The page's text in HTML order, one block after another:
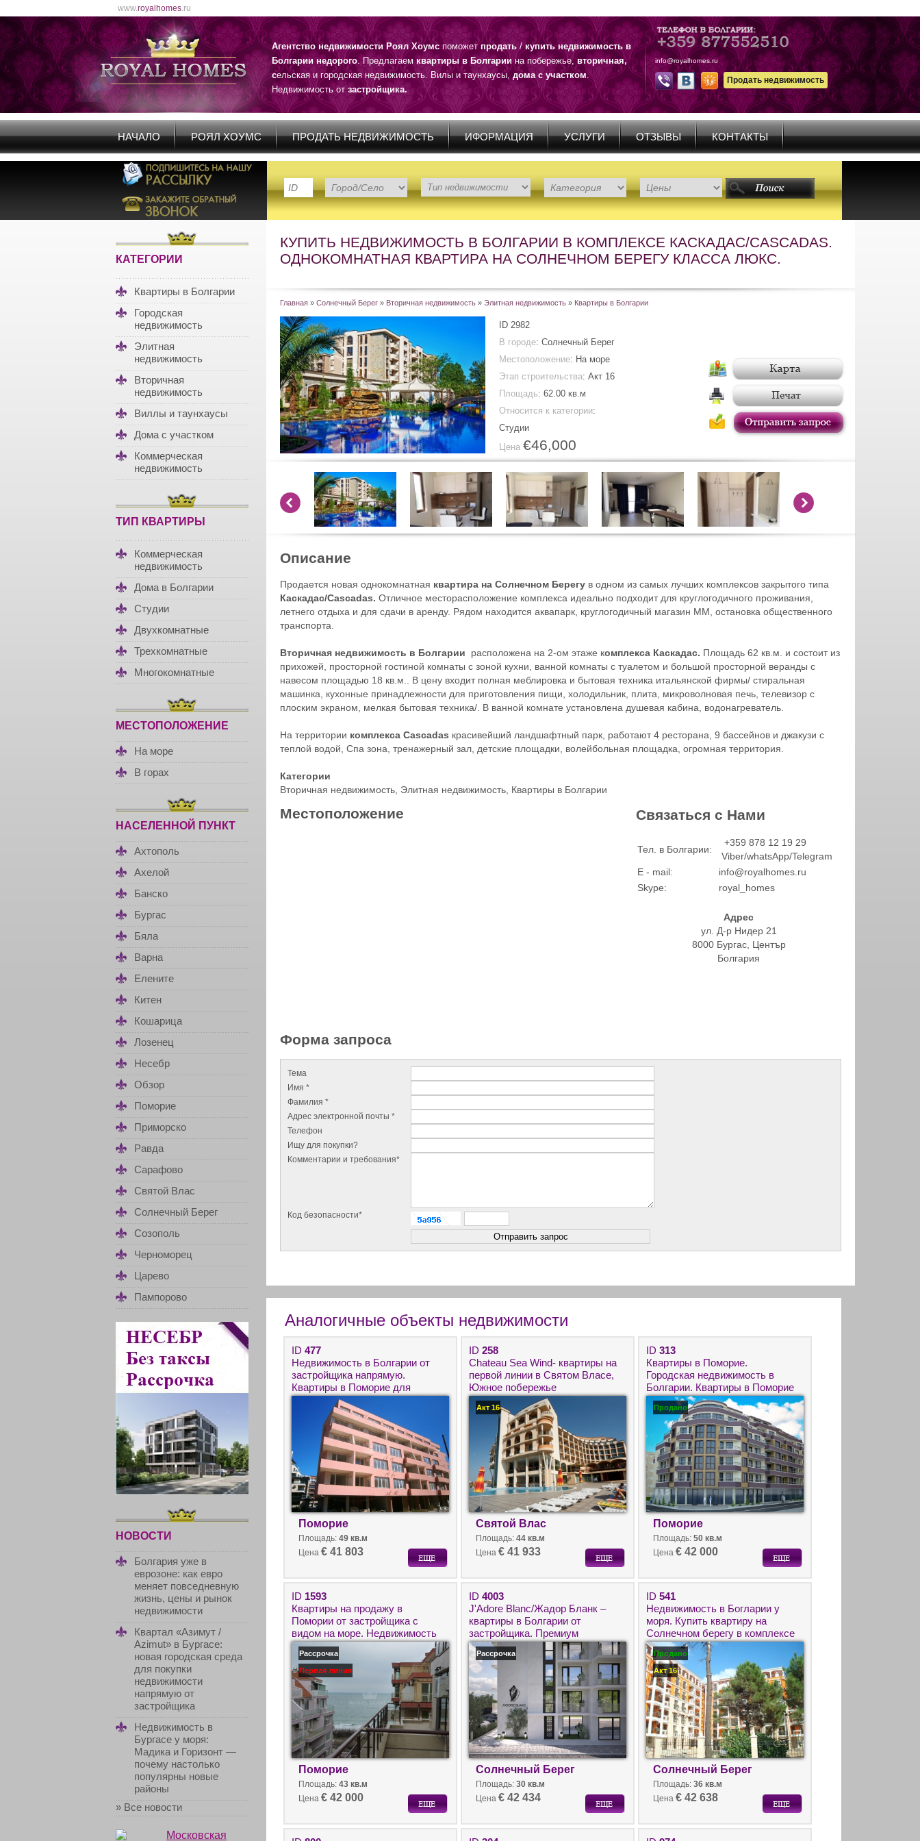
www.royalhomes.ru
Агентство недвижимости Роял Хоумспоможетпродать/купить недвижимость в
Болгарии недорого. Предлагаемквартиры в Болгариина побережье,вторичная,
сельская и городская недвижимость. Вилы и таунхаусы, дома с участком.
Недвижимость отзастройщика.
info@royalhomes.ru
Продать недвижимость
НАЧАЛО РОЯЛ ХОУМС ПРОДАТЬ НЕДВИЖИМОСТЬ ИФОРМАЦИЯ УСЛУГИ ОТЗЫВЫ КОНТАКТЫ
КАТЕГОРИИ
Квартиры в Болгарии
Городская
недвижимость
Элитная
недвижимость
Вторичная
недвижимость
Виллы и таунхаусы
Дома с участком
Коммерческая
недвижимость
ТИП КВАРТИРЫ
Коммерческая
недвижимость
Дома в Болгарии
Студии
Двухкомнатные
Трехкомнатные
Многокомнатные
МЕСТОПОЛОЖЕНИЕ
На море
В горах
НАСЕЛЕННОЙ ПУНКТ
Ахтополь
Ахелой
Банско
Бургас
Бяла
Варна
Елените
Китен
Кошарица
Лозенец
Несебр
Обзор
Поморие
Приморско
Равда
Сарафово
Святой Влас
Солнечный Берег
Созополь
Черноморец
Царево
Пампорово
НОВОСТИ
Болгария уже в
еврозоне: как евро
меняет повседневную
жизнь, цены и рынок
недвижимости
Квартал «Азимут /
Azimut» в Бургасе:
новая городская среда
для покупки
недвижимости
напрямую от
застройщика
Недвижимость в
Бургасе у моря:
Мадика и Горизонт —
почему настолько
популярны новые
районы
» Все новости
КУПИТЬ НЕДВИЖИМОСТЬ В БОЛГАРИИ В КОМПЛЕКСЕ КАСКАДАС/CASCADAS.
ОДНОКОМНАТНАЯ КВАРТИРА НА СОЛНЕЧНОМ БЕРЕГУ КЛАССА ЛЮКС.
Главная » Солнечный Берег » Вторичная недвижимость » Элитная недвижимость » Квартиры в Болгарии
ID 2982
В городе: Солнечный Берег
Местоположение: На море
Этап строительства: Акт 16
Площадь: 62.00 кв.м
Относится к категории:
Студии
Цена €46,000
Описание
Продается новая однокомнатная квартира на Солнечном Берегу в одном из самых лучших комплексов закрытого типа
Каскадас/Cascadas. Отличное месторасположение комплекса идеально подходит для круглогодичного проживания,
летнего отдыха и для сдачи в аренду. Рядом находится аквапарк, круглогодичный магазин ММ, остановка общественного
транспорта.
Вторичная недвижимость в Болгарии расположена на 2-ом этаже комплекса Каскадас. Площадь 62 кв.м. и состоит из
прихожей, просторной гостиной комнаты с зоной кухни, ванной комнаты с туалетом и большой просторной веранды с
навесом площадью 18 кв.м.. В цену входит полная меблировка и бытовая техника итальянской фирмы/ стиральная
машинка, кухонные принадлежности для приготовления пищи, холодильник, плита, микроволновая печь, телевизор с
плоским экраном, мелкая бытовая техника/. В ванной комнате установлена душевая кабина, водонагреватель.
На территории комплекса Cascadas красивейший ландшафтный парк, работают 4 ресторана, 9 бассейнов и джакузи с
теплой водой, Спа зона, тренажерный зал, детские площадки, волейбольная площадка, огромная территория.
Категории
Вторичная недвижимость Элитная недвижимость Квартиры в Болгарии
Местоположение Связаться с Нами
Тел. в Болгарии:
+359 878 12 19 29
Viber/whatsApp/Telegram
E - mail:
info@royalhomes.ru
Skype:
royal_homes
Адрес
ул. Д-р Нидер 21
8000 Бургас, Център
Болгария
Форма запроса
Тема
Имя *
Фамилия *
Адрес электронной почты *
Телефон
Ищу для покупки?
Комментарии и требования*
Код безопасности*
Аналогичные объекты недвижимости
ID 477
Недвижимость в Болгарии от
застройщика напрямую.
Квартиры в Поморие для
круглогодичного проживания.
Поморие
Площадь: 49 кв.м
Цена € 41 803
ID 258
Chateau Sea Wind- квартиры на
первой линии в Святом Власе,
Южное побережье
Акт 16
Святой Влас
Площадь: 44 кв.м
Цена € 41 933
ID 313
Квартиры в Поморие.
Городская недвижимость в
Болгарии. Квартиры в Поморие
– центр грязелечения и
минеральных источников.
Продано
Поморие
Площадь: 50 кв.м
Цена € 42 000
ID 1593
Квартиры на продажу в
Помории от застройщика с
видом на море. Недвижимость
в Болгарии около моря.
Рассрочка
Первая линия
Поморие
Площадь: 43 кв.м
Цена € 42 000
ID 4003
J'Adore Blanc/Жадор Бланк –
квартиры в Болгарии от
застройщика. Премиум
недвижимость
Рассрочка
Солнечный Берег
Площадь: 30 кв.м
Цена € 42 434
ID 541
Недвижимость в Богларии у
моря. Купить квартиру на
Солнечном берегу в комплексе
Хармони Палас/Harmony
Palace.
Продано
Акт 16
Солнечный Берег
Площадь: 36 кв.м
Цена € 42 638